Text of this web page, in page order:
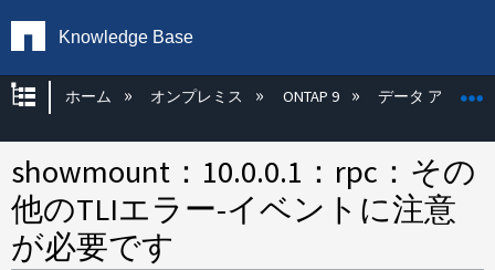
Knowledge Base
グローバル階層を展開/折りたたむ
ホーム オンプレミス ONTAP 9 データ アクセス
showmount：10.0.0.1：rpc：その
他のTLIエラー-イベントに注意
が必要です